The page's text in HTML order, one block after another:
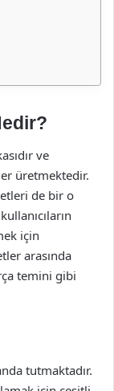
ve
üretmektedir.
de bir o
için
arasında
temini gibi
tutmaktadır.